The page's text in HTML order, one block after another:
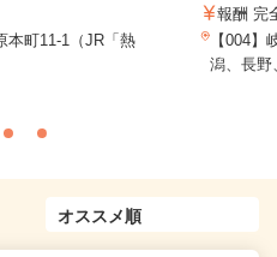
本町11-1（JR「熱
報酬 完
【004】
潟、長野